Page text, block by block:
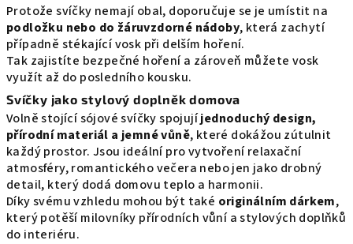
Protože svíčky nemají obal, doporučuje se je umístit na
podložku nebo do žáruvzdorné nádoby, která zachytí
případně stékající vosk při delším hoření.
Tak zajistíte bezpečné hoření a zároveň můžete vosk
využít až do posledního kousku.
Svíčky jako stylový doplněk domova
Volně stojící sójové svíčky spojujíjednoduchý design,
přírodní materiál a jemné vůně, které dokážou zútulnit
každý prostor. Jsou ideální pro vytvoření relaxační
atmosféry, romantického večera nebo jen jako drobný
detail, který dodá domovu teplo a harmonii.
Díky svému vzhledu mohou být také originálním dárkem,
který potěší milovníky přírodních vůní a stylových doplňků
do interiéru.